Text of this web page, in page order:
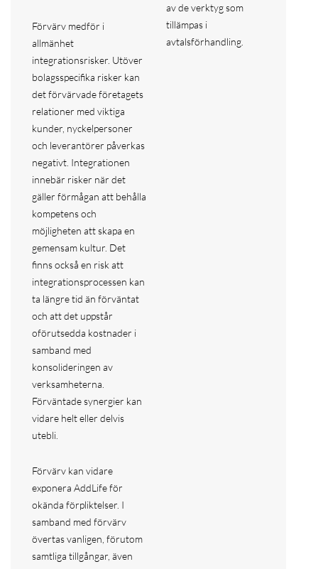
Förvärv medför i
allmänhet
integrationsrisker. Utöver
bolagsspecifika risker kan
det förvärvade företagets
relationer med viktiga
kunder, nyckelpersoner
och leverantörer påverkas
negativt. Integrationen
innebär risker när det
gäller förmågan att behålla
kompetens och
möjligheten att skapa en
gemensam kultur. Det
finns också en risk att
integrationsprocessen kan
ta längre tid än förväntat
och att det uppstår
oförutsedda kostnader i
samband med
konsolideringen av
verksamheterna.
Förväntade synergier kan
vidare helt eller delvis
utebli.
Förvärv kan vidare
exponera AddLife för
okända förpliktelser. I
samband med förvärv
övertas vanligen, förutom
samtliga tillgångar, även
av de verktyg som
tillämpas i
avtalsförhandling.